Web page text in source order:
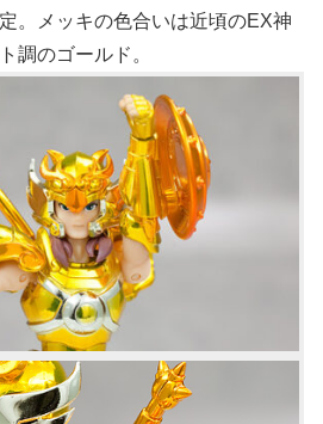
。メッキの色合いは近頃のEX神
調のゴールド。